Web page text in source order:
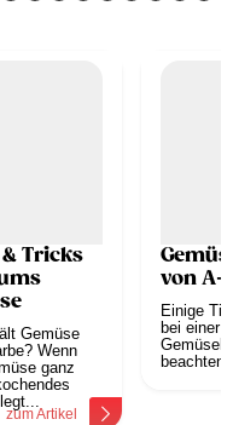
Tricks
Gemüse
Wenn
ganz
zum Artikel
von A-
Einige
bei einer
beachten